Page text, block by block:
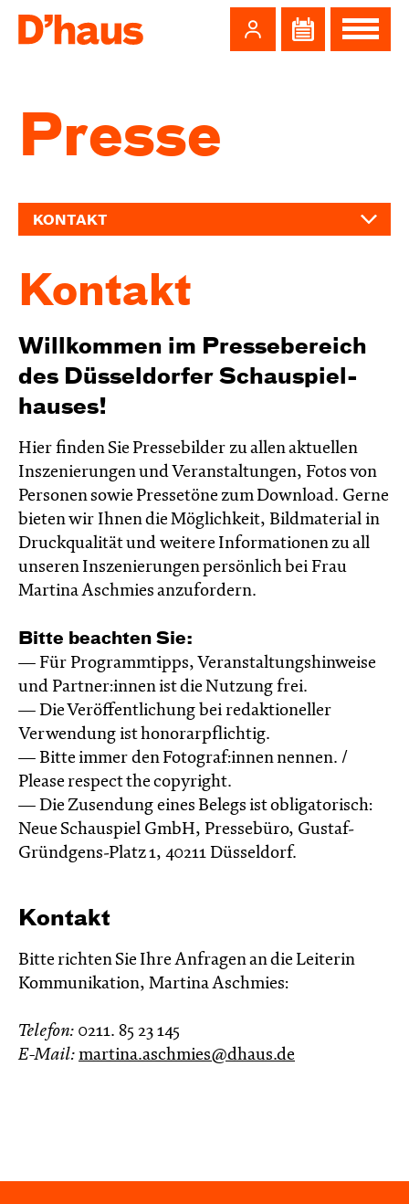
Presse
KONTAKT
Kontakt
Will­kommen im Presse­bereich
des Düssel­dorfer Schau­spiel­
hau­ses!
Hier finden Sie Pressebilder zu allen aktuellen
Inszenierungen und Veranstaltungen, Fotos von
Personen sowie Pressetöne zum Download. Gerne
bieten wir Ihnen die Möglichkeit, Bildmaterial in
Druckqualität und weitere Informationen zu all
unseren Inszenierungen persönlich bei Frau
Martina Aschmies anzufordern.
Bitte beachten Sie:
— Für Programmtipps, Veranstaltungshinweise
und Partner:innen ist die Nutzung frei.
— Die Veröffentlichung bei redaktioneller
Verwendung ist honorarpflichtig.
— Bitte immer den Fotograf:innen nennen. /
Please respect the copyright.
— Die Zusendung eines Belegs ist obligatorisch:
Neue Schauspiel GmbH, Pressebüro, Gustaf-
Gründgens-Platz 1, 40211 Düsseldorf.
Kontakt
Bitte richten Sie Ihre Anfragen an die Leiterin
Kommunikation, Martina Aschmies:
Telefon: 0211. 85 23 145
E-Mail: martina.aschmies@dhaus.de